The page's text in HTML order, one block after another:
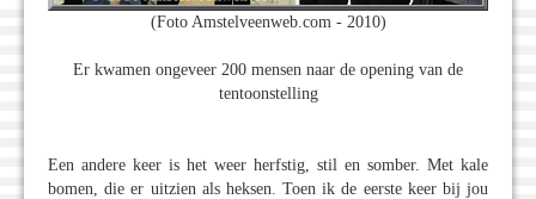
(Foto Amstelveenweb.com - 2010)
Er kwamen ongeveer 200 mensen naar de opening van de
tentoonstelling
Een andere keer is het weer herfstig, stil en somber. Met kale
bomen, die er uitzien als heksen. Toen ik de eerste keer bij jou